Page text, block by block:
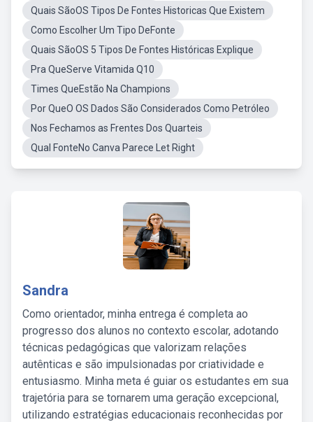
Quais SãoOS Tipos De Fontes Historicas Que Existem
Como Escolher Um Tipo DeFonte
Quais SãoOS 5 Tipos De Fontes Históricas Explique
Pra QueServe Vitamida Q10
Times QueEstão Na Champions
Por QueO OS Dados São Considerados Como Petróleo
Nos Fechamos as Frentes Dos Quarteis
Qual FonteNo Canva Parece Let Right
Sandra
Como orientador, minha entrega é completa ao
progresso dos alunos no contexto escolar, adotando
técnicas pedagógicas que valorizam relações
autênticas e são impulsionadas por criatividade e
entusiasmo. Minha meta é guiar os estudantes em sua
trajetória para se tornarem uma geração excepcional,
utilizando estratégias educacionais reconhecidas por